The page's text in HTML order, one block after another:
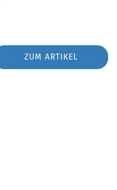
ZUM ARTIKEL